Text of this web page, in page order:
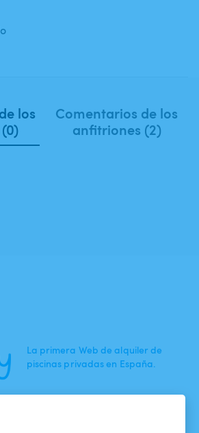
los
Comentarios de los
anfitriones (2)
La primera Web de alquiler de
piscinas privadas en España.